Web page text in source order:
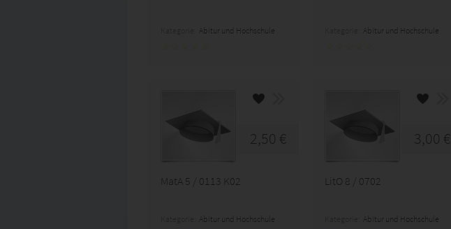
Abitur und Hochschule Abitur und Hochschule
2,50 €
MatA 5 / 0113 K02
Abitur und Hochschule
3,00 €
LitO 8 / 0702
Abitur und Hochschule